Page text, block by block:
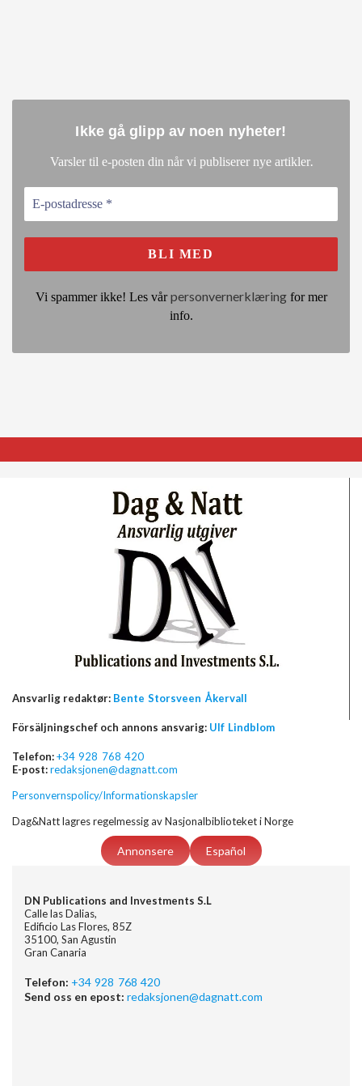
Ikke gå glipp av noen nyheter!
Varsler til e-posten din når vi publiserer nye artikler.
Vi spammer ikke! Les vårpersonvernerklæringfor mer
info.
Ansvarlig redaktør: Bente Storsveen Åkervall
Försäljningschef och annons ansvarig: Ulf Lindblom
Telefon:+34 928 768 420
E-post:redaksjonen@dagnatt.com
Personvernspolicy/Informationskapsler
Dag&Natt lagres regelmessig av Nasjonalbiblioteket i Norge
Annonsere Español
DN Publications and Investments S.L
Calle las Dalias,
Edificio Las Flores, 85Z
35100, San Agustin
Gran Canaria
Telefon: +34 928 768 420
Send oss en epost: redaksjonen@dagnatt.com